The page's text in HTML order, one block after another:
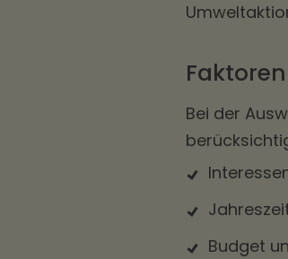
Bei der
Budget